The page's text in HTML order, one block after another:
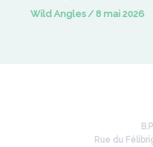
Wild Angles/ 8 mai 2026
Rue du